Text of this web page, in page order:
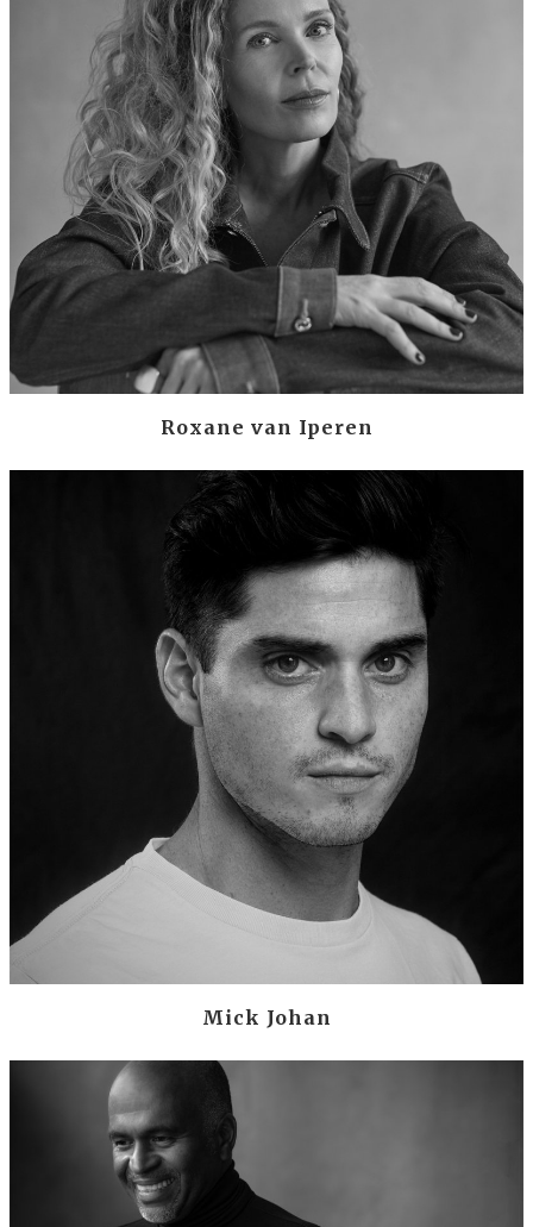
Roxane van Iperen
Mick Johan